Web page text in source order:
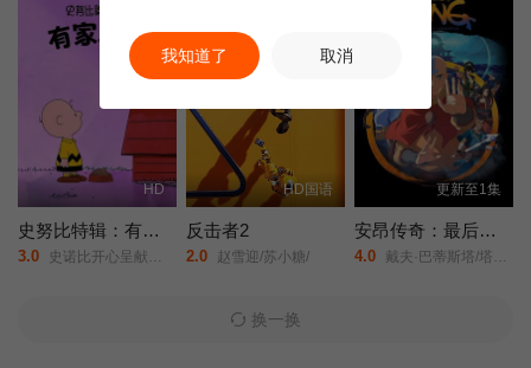
HD
史努比特辑：有家真好
3.0 史诺比开心呈献：在家千日好(港)/
HD国语
反击者2
2.0 赵雪迎/苏小糖/
更新至1集
安昂传奇：最后的气宗
4.0 戴夫·巴蒂斯塔/塔伊加·维迪提/芙蕾达·平托/史蒂文·元/关继威/杰拉尔丁·维斯瓦纳坦/南允道/杰西卡·马滕/迪·布莱德利·贝克/罗曼·萨拉戈萨/佩塔·萨金特/Dionne·Quan/
换一换
我知道了 取消